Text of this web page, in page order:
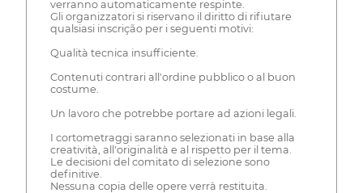
verranno automaticamente respinte.
Gli organizzatori si riservano il diritto di rifiutare
qualsiasi inscrição per i seguenti motivi:
Qualità tecnica insufficiente.
Contenuti contrari all'ordine pubblico o al buon
costume.
Un lavoro che potrebbe portare ad azioni legali.
I cortometraggi saranno selezionati in base alla
creatività, all'originalità e al rispetto per il tema.
Le decisioni del comitato di selezione sono
definitive.
Nessuna copia delle opere verrà restituita.